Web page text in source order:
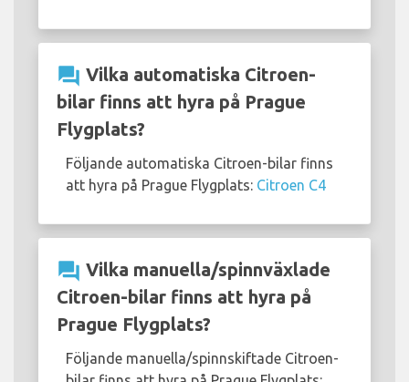
question_answer Vilka automatiska Citroen-
bilar finns att hyra på Prague
Flygplats?
Följande automatiska Citroen-bilar finns
att hyra på Prague Flygplats: Citroen C4
question_answer Vilka manuella/spinnväxlade
Citroen-bilar finns att hyra på
Prague Flygplats?
Följande manuella/spinnskiftade Citroen-